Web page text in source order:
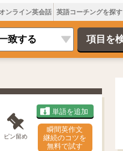
オンライン英会話 英語コーチングを探す
ピン留め
単語を追加
瞬間英作文
継続のコツを
無料で試す